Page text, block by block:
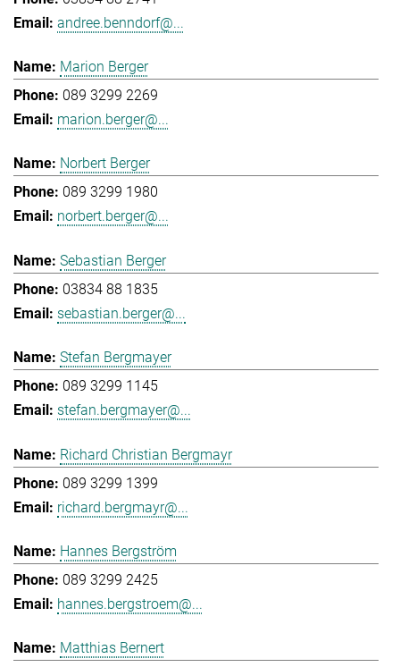
andree.benndorf@...
Marion Berger
089 3299 2269
marion.berger@...
Norbert Berger
089 3299 1980
norbert.berger@...
Sebastian Berger
03834 88 1835
sebastian.berger@...
Stefan Bergmayer
089 3299 1145
stefan.bergmayer@...
Richard Christian Bergmayr
089 3299 1399
richard.bergmayr@...
Hannes Bergström
089 3299 2425
hannes.bergstroem@...
Matthias Bernert